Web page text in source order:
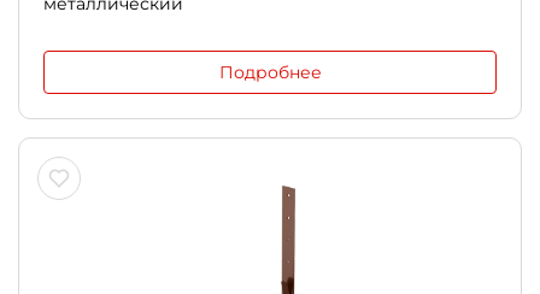
Подробнее